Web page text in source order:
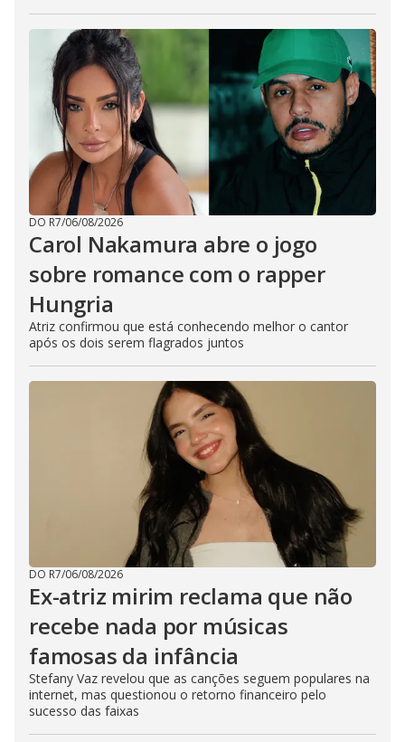
DO R7/06/08/2026
Carol Nakamura abre o jogo
sobre romance com o rapper
Hungria
Atriz confirmou que está conhecendo melhor o cantor
após os dois serem flagrados juntos
DO R7/06/08/2026
Ex-atriz mirim reclama que não
recebe nada por músicas
famosas da infância
Stefany Vaz revelou que as canções seguem populares na
internet, mas questionou o retorno financeiro pelo
sucesso das faixas